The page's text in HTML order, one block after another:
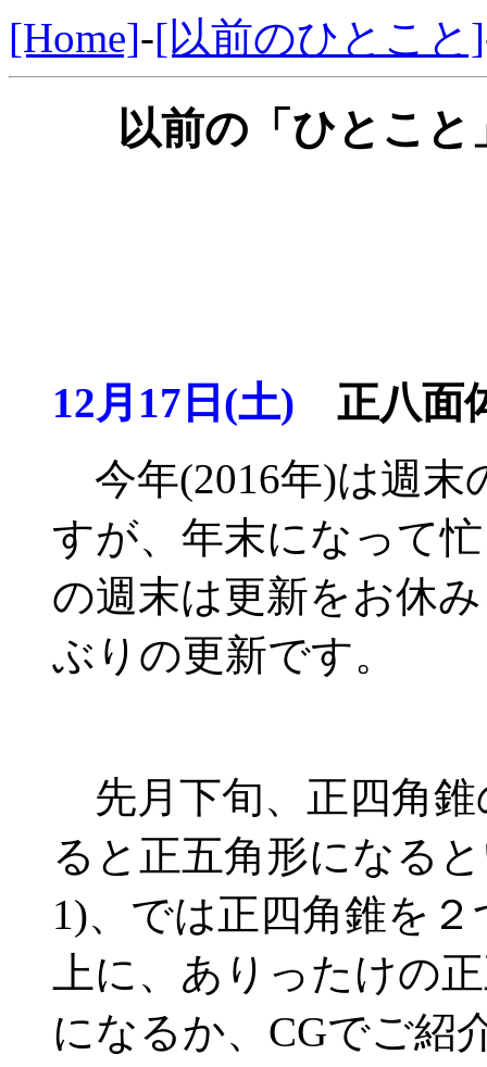
[Home]-[以前のひとこと]
以前の「ひとこ
12月17日(土) 正八面
今年(2016年)は週末
すが、年末になって
の週末は更新をお休
ぶりの更新です。
先月下旬、正四角錐
ると正五角形になる
1)、では正四角錐を
上に、ありったけの
になるか、CGでご紹